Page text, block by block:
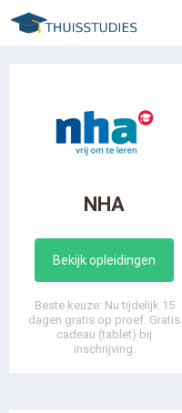
Spring
naar
NHA
Bekijk opleidingen
Beste keuze: Nu tijdelijk 15
dagen gratis op proef. Gratis
cadeau (tablet) bij
inschrijving.